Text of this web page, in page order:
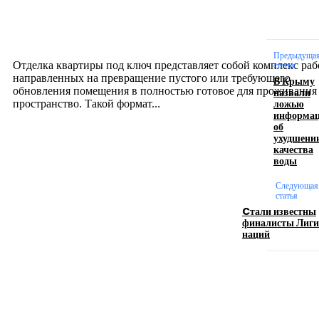
Отделка квартиры под ключ представляет собой комплекс
направленных на превращение пустого или требующего
обновления помещения в полностью готовое для проживания
пространство. Такой формат...
логотипом: эффективный инструмент бренда
Девушка в бокале: легендарный номер бурлеска
статья
В Крыму
назвали
ложью
об
качества
воды
Следующая
статья
Cтали известны
финалисты Лиги
наций